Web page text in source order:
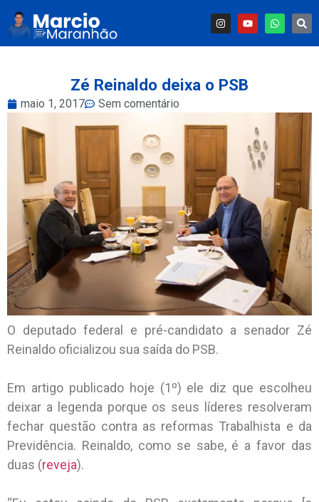
Zé Reinaldo deixa o PSB
maio 1, 2017 Sem comentário
O deputado federal e pré-candidato a senador Zé
Reinaldo oficializou sua saída do PSB.
Em artigo publicado hoje (1º) ele diz que escolheu
deixar a legenda porque os seus líderes resolveram
fechar questão contra as reformas Trabalhista e da
Previdência. Reinaldo, como se sabe, é a favor das
duas (reveja).